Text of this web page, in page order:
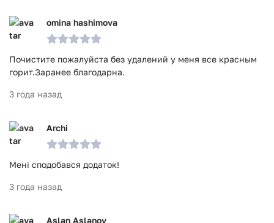
omina hashimova
Почистите пожалуйста без удалений у меня все красным
горит.Заранее благодарна.
3 года назад
Archi
Мені сподобався додаток!
3 года назад
Aslan Aslanov